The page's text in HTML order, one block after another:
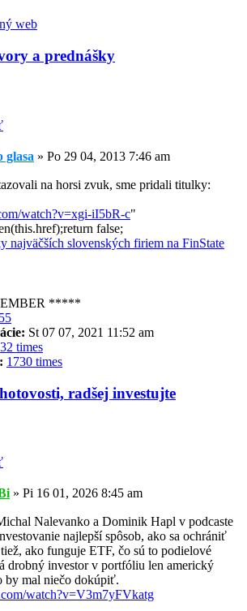
web
a prednášky
glasa » Po 29 04, 2013 7:46 am
na horsi zvuk, sme pridali titulky:
watch?v=xgi-iI5bR-c"
false;
najväčších slovenských firiem na FinState
*****
St 07 07, 2021 11:52 am
32 times
1730 times
radšej investujte
» Pi 16 01, 2026 8:45 am
Nalevanko a Dominik Hapl v podcaste
najlepší spôsob, ako sa ochrániť
ako funguje ETF, čo sú to podielové
drobný investor v portfóliu len americký
by mal niečo dokúpiť.
watch?v=V3m7yFVkatg